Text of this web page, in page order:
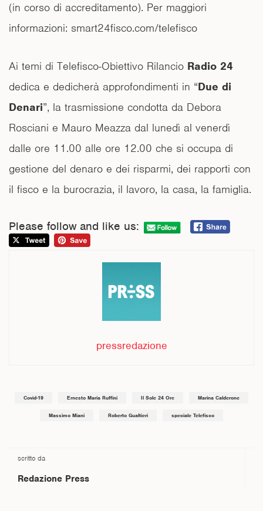
(in corso di accreditamento). Per maggiori
informazioni: smart24fisco.com/telefisco
Ai temi di Telefisco-Obiettivo Rilancio Radio 24
dedica e dedicherà approfondimenti in “Due di
Denari”, la trasmissione condotta da Debora
Rosciani e Mauro Meazza dal lunedì al venerdì
dalle ore 11.00 alle ore 12.00 che si occupa di
gestione del denaro e dei risparmi, dei rapporti con
il fisco e la burocrazia, il lavoro, la casa, la famiglia.
Please follow and like us:
pressredazione
Covid-19 Ernesto Maria Ruffini Il Sole 24 Ore Marina Calderone
Massimo Miani Roberto Gualtieri speciale Telefisco
scritto da
Redazione Press